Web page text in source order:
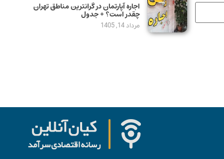
اجاره آپارتمان در گرانترین مناطق تهران
چقدر است؟ + جدول
مرداد 14, 1405